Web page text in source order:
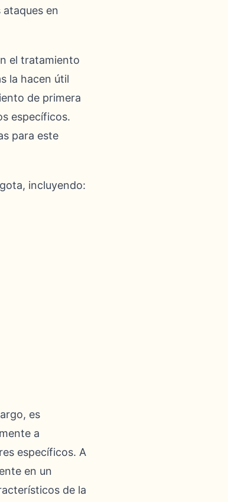
en
el tratamiento
la hacen útil
de primera
específicos.
para este
incluyendo:
es
a
específicos. A
en un
de la